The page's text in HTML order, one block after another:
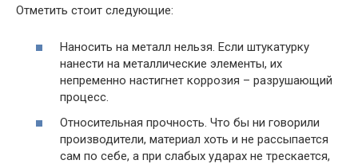
Отметить стоит следующие:
Наносить на металл нельзя. Если штукатурку
нанести на металлические элементы, их
непременно настигнет коррозия – разрушающий
процесс.
Относительная прочность. Что бы ни говорили
производители, материал хоть и не рассыпается
сам по себе, а при слабых ударах не трескается,